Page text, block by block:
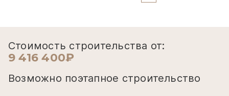
Стоимость строительства от:
9 416 400₽
Возможно поэтапное строительство